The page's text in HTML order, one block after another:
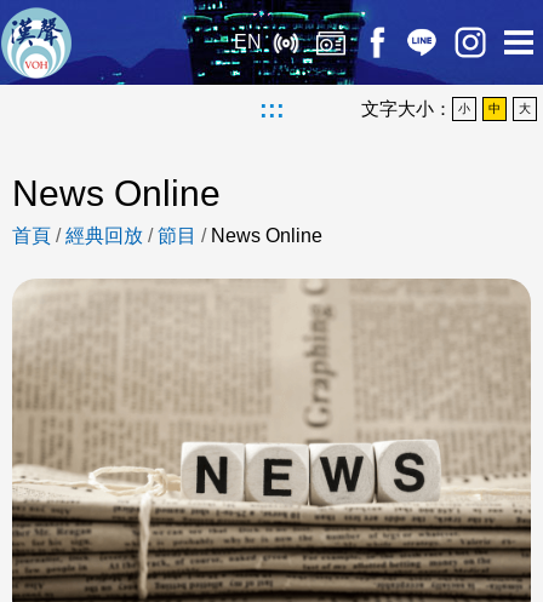
EN
::: 文字大小： 小 中 大
News Online
首頁 /經典回放 /節目 / News Online